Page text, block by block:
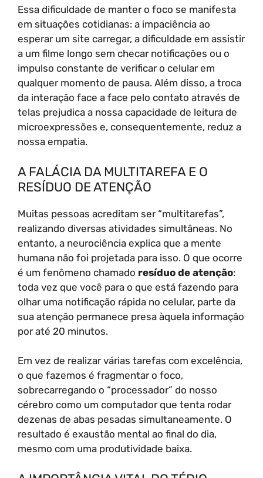
Essa dificuldade de manter o foco se manifesta
em situações cotidianas: a impaciência ao
esperar um site carregar, a dificuldade em assistir
a um filme longo sem checar notificações ou o
impulso constante de verificar o celular em
qualquer momento de pausa. Além disso, a troca
da interação face a face pelo contato através de
telas prejudica a nossa capacidade de leitura de
microexpressões e, consequentemente, reduz a
nossa empatia.
A FALÁCIA DA MULTITAREFA E O
RESÍDUO DE ATENÇÃO
Muitas pessoas acreditam ser “multitarefas”,
realizando diversas atividades simultâneas. No
entanto, a neurociência explica que a mente
humana não foi projetada para isso. O que ocorre
é um fenômeno chamado resíduo de atenção:
toda vez que você para o que está fazendo para
olhar uma notificação rápida no celular, parte da
sua atenção permanece presa àquela informação
por até 20 minutos.
Em vez de realizar várias tarefas com excelência,
o que fazemos é fragmentar o foco,
sobrecarregando o “processador” do nosso
cérebro como um computador que tenta rodar
dezenas de abas pesadas simultaneamente. O
resultado é exaustão mental ao final do dia,
mesmo com uma produtividade baixa.